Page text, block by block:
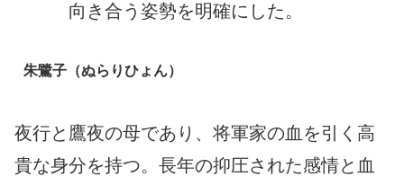
向き合う姿勢を明確にした。
朱鷺子（ぬらりひょん）
夜行と鷹夜の母であり、将軍家の血を引く高
貴な身分を持つ。長年の抑圧された感情と血